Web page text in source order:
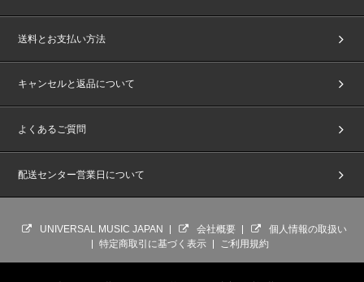
送料とお支払い方法
キャンセルと返品について
よくあるご質問
配送センター営業日について
UNIVERSAL MUSIC JAPAN 会社概要
個人情報の取扱い
特定商取引に基づく表示
ご利用規約